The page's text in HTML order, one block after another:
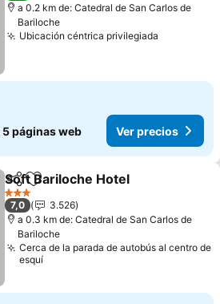
a 0.2 km de: Catedral de San Carlos de
Bariloche
Ubicación céntrica privilegiada
5 páginas web Ver precios
CompartirAñadir a favoritos
Soft Bariloche Hotel
3 Estrellas
7,0
3.526
a 0.3 km de: Catedral de San Carlos de
Bariloche
Cerca de la parada de autobús al centro de
esquí